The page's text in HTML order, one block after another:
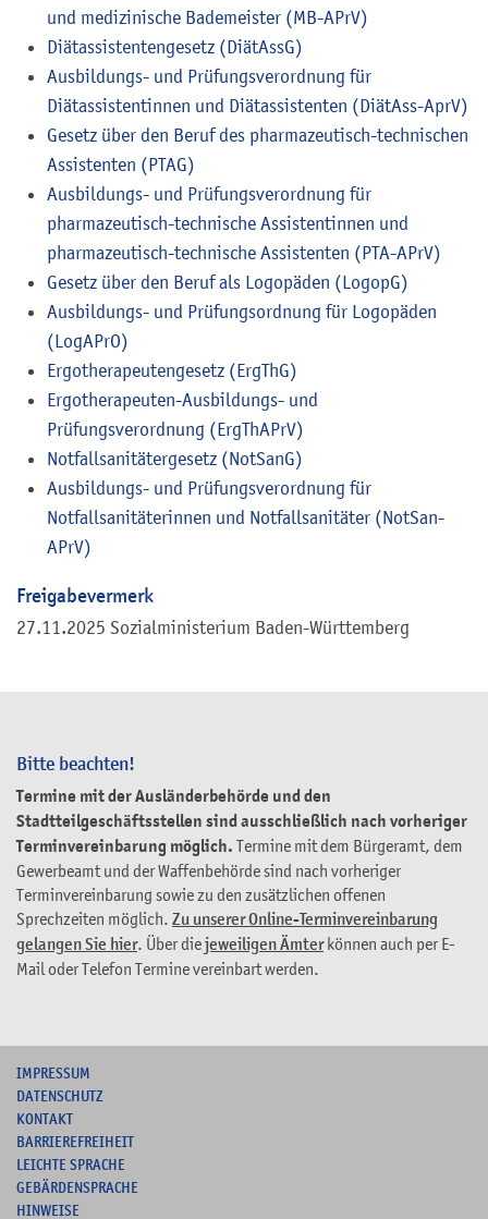
Bitte beachten!
Termine mit der Ausländerbehörde und den
Stadtteilgeschäftsstellen sind ausschließlich nach vorheriger
Terminvereinbarung möglich. Termine mit dem Bürgeramt, dem
Gewerbeamt und der Waffenbehörde sind nach vorheriger
Terminvereinbarung sowie zu den zusätzlichen offenen
Sprechzeiten möglich. Zu unserer Online-Terminvereinbarung
gelangen Sie hier. Über diejeweiligen Ämterkönnen auch per E-
Mail oder Telefon Termine vereinbart werden.
und medizinische Bademeister (MB-APrV)
Diätassistentengesetz (DiätAssG)
Ausbildungs- und Prüfungsverordnung für
Diätassistentinnen und Diätassistenten (DiätAss-AprV)
Gesetz über den Beruf des pharmazeutisch-technischen
Assistenten (PTAG)
Ausbildungs- und Prüfungsverordnung für
pharmazeutisch-technische Assistentinnen und
pharmazeutisch-technische Assistenten (PTA-APrV)
Gesetz über den Beruf als Logopäden (LogopG)
Ausbildungs- und Prüfungsordnung für Logopäden
(LogAPrO)
Ergotherapeutengesetz (ErgThG)
Ergotherapeuten-Ausbildungs- und
Prüfungsverordnung (ErgThAPrV)
Notfallsanitätergesetz (NotSanG)
Ausbildungs- und Prüfungsverordnung für
Notfallsanitäterinnen und Notfallsanitäter (NotSan-
APrV)
Freigabevermerk
27.11.2025 Sozialministerium Baden-Württemberg
IMPRESSUM
DATENSCHUTZ
KONTAKT
BARRIEREFREIHEIT
LEICHTE SPRACHE
GEBÄRDENSPRACHE
HINWEISE